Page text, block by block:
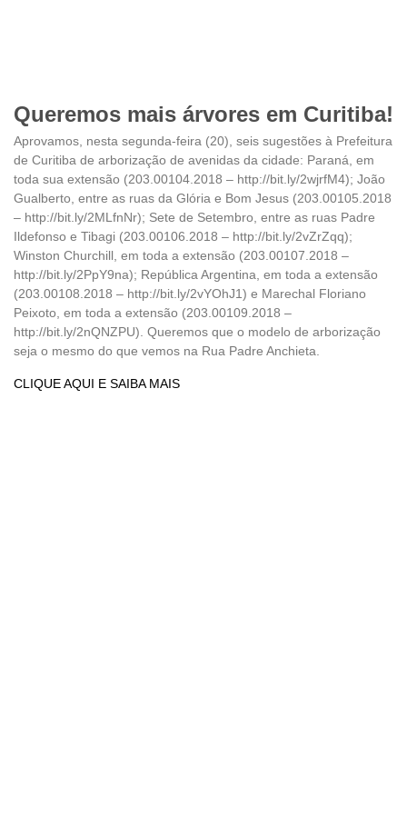
Queremos mais árvores em Curitiba!
Aprovamos, nesta segunda-feira (20), seis sugestões à Prefeitura
de Curitiba de arborização de avenidas da cidade: Paraná, em
toda sua extensão (203.00104.2018 – http://bit.ly/2wjrfM4); João
Gualberto, entre as ruas da Glória e Bom Jesus (203.00105.2018
– http://bit.ly/2MLfnNr); Sete de Setembro, entre as ruas Padre
Ildefonso e Tibagi (203.00106.2018 – http://bit.ly/2vZrZqq);
Winston Churchill, em toda a extensão (203.00107.2018 –
http://bit.ly/2PpY9na); República Argentina, em toda a extensão
(203.00108.2018 – http://bit.ly/2vYOhJ1) e Marechal Floriano
Peixoto, em toda a extensão (203.00109.2018 –
http://bit.ly/2nQNZPU). Queremos que o modelo de arborização
seja o mesmo do que vemos na Rua Padre Anchieta.
CLIQUE AQUI E SAIBA MAIS